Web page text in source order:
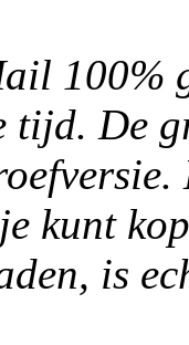
100%
tijd. De
kunt
is